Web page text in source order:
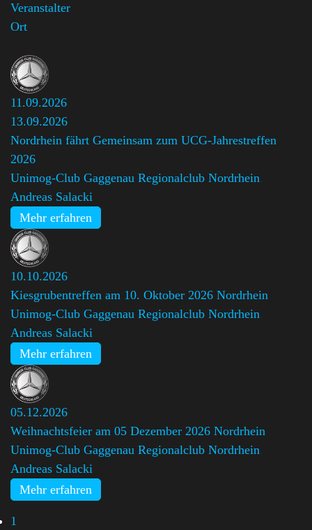
Veranstalter
Ort
11.09.2026
13.09.2026
Nordrhein fährt Gemeinsam zum UCG-Jahrestreffen
2026
Unimog-Club Gaggenau Regionalclub Nordrhein
Andreas Salacki
Mehr erfahren
10.10.2026
Kiesgrubentreffen am 10. Oktober 2026 Nordrhein
Unimog-Club Gaggenau Regionalclub Nordrhein
Andreas Salacki
Mehr erfahren
05.12.2026
Weihnachtsfeier am 05 Dezember 2026 Nordrhein
Unimog-Club Gaggenau Regionalclub Nordrhein
Andreas Salacki
Mehr erfahren
1